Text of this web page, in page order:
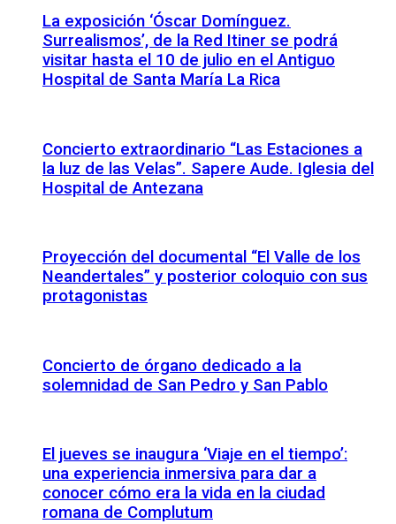
La exposición ‘Óscar Domínguez.
Surrealismos’, de la Red Itiner se podrá
visitar hasta el 10 de julio en el Antiguo
Hospital de Santa María La Rica
Concierto extraordinario “Las Estaciones a
la luz de las Velas”. Sapere Aude. Iglesia del
Hospital de Antezana
Proyección del documental “El Valle de los
Neandertales” y posterior coloquio con sus
protagonistas
Concierto de órgano dedicado a la
solemnidad de San Pedro y San Pablo
El jueves se inaugura ‘Viaje en el tiempo’:
una experiencia inmersiva para dar a
conocer cómo era la vida en la ciudad
romana de Complutum